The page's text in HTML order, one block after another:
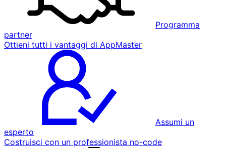
Programma
partner
Ottieni tutti i vantaggi di AppMaster
Assumi un
esperto
Costruisci con un professionista no-code